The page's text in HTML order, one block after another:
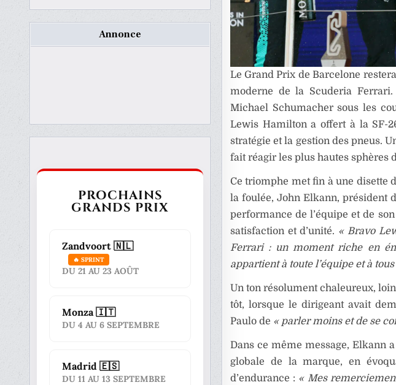
Le Grand Prix de Barcelone
moderne de la Scuderia
Michael Schumacher sous les
Lewis Hamilton a offert à la SF-
stratégie et la gestion des pneus.
fait réagir les plus hautes sphères
Ce triomphe met fin à une disette
la foulée, John Elkann, président
performance de l’équipe et de
satisfaction et d’unité. « Bravo
Ferrari : un moment riche en
appartient à toute l’équipe et à
Un ton résolument chaleureux,
tôt, lorsque le dirigeant avait
Paulo de « parler moins et de se
Dans ce même message, Elkann
globale de la marque, en
d’endurance : « Mes
Annonce
PROCHAINS
GRANDS PRIX
Zandvoort 🇳🇱
🔥 SPRINT
DU 21 AU 23 AOÛT
Monza 🇮🇹
DU 4 AU 6 SEPTEMBRE
Madrid 🇪🇸
DU 11 AU 13 SEPTEMBRE